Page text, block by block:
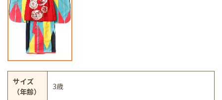
サイズ
（年齢）
3歳